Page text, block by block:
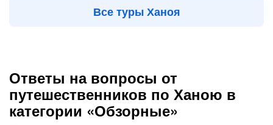
Все туры Ханоя
Ответы на вопросы от
путешественников по Ханою в
категории «Обзорные»